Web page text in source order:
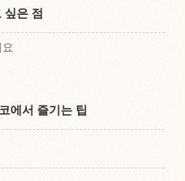
싶은 점
에서 즐기는 팁